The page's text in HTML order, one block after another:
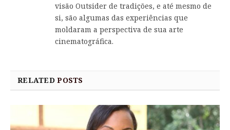
visão Outsider de tradições, e até mesmo de
si, são algumas das experiências que
moldaram a perspectiva de sua arte
cinematográfica.
RELATEDPOSTS